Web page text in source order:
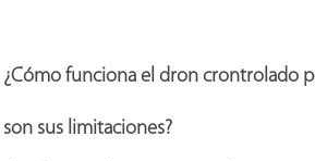
¿Cómo funciona el dron crontrolado
son sus limitaciones?